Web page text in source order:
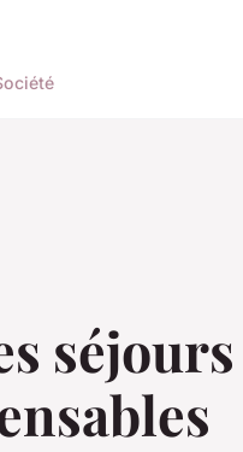
séjours